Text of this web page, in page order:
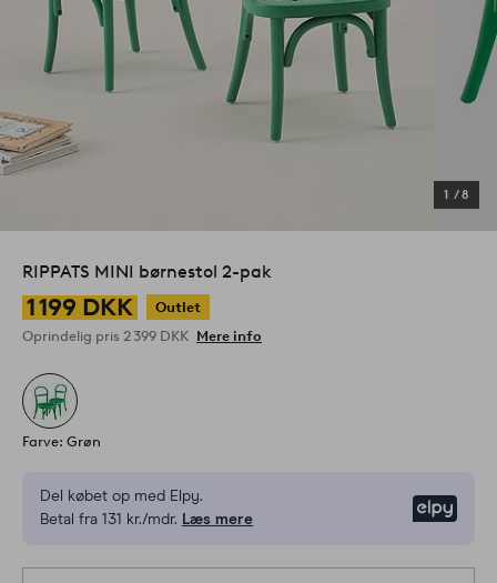
1 /8
RIPPATS MINI børnestol 2-pak
1 199 DKK
Outlet
Oprindelig pris 2 399 DKK Mere info
Farve: Grøn
Del købet op med Elpy.
Betal fra 131 kr./mdr. Læs mere